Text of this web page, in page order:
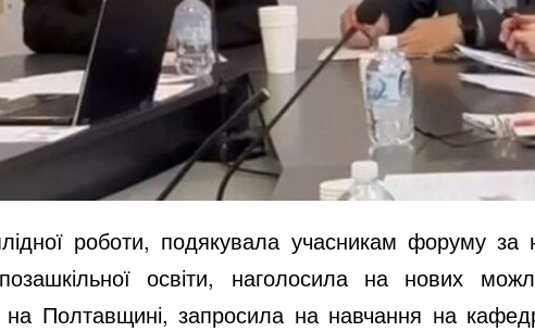
роботи, подякувала учасникам форуму за
позашкільної освіти, наголосила на нових
і на Полтавщині, запросила на навчання на